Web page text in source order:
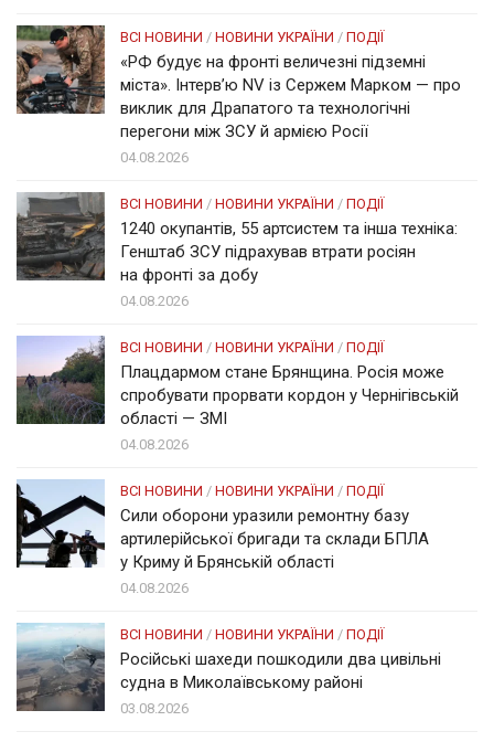
ВСІ НОВИНИ / НОВИНИ УКРАЇНИ / ПОДІЇ
«РФ будує на фронті величезні підземні
міста». Інтерв’ю NV із Сержем Марком — про
виклик для Драпатого та технологічні
перегони між ЗСУ й армією Росії
04.08.2026
ВСІ НОВИНИ / НОВИНИ УКРАЇНИ / ПОДІЇ
1240 окупантів, 55 артсистем та інша техніка:
Генштаб ЗСУ підрахував втрати росіян
на фронті за добу
04.08.2026
ВСІ НОВИНИ / НОВИНИ УКРАЇНИ / ПОДІЇ
Плацдармом стане Брянщина. Росія може
спробувати прорвати кордон у Чернігівській
області — ЗМІ
04.08.2026
ВСІ НОВИНИ / НОВИНИ УКРАЇНИ / ПОДІЇ
Сили оборони уразили ремонтну базу
артилерійської бригади та склади БПЛА
у Криму й Брянській області
04.08.2026
ВСІ НОВИНИ / НОВИНИ УКРАЇНИ / ПОДІЇ
Російські шахеди пошкодили два цивільні
судна в Миколаївському районі
03.08.2026